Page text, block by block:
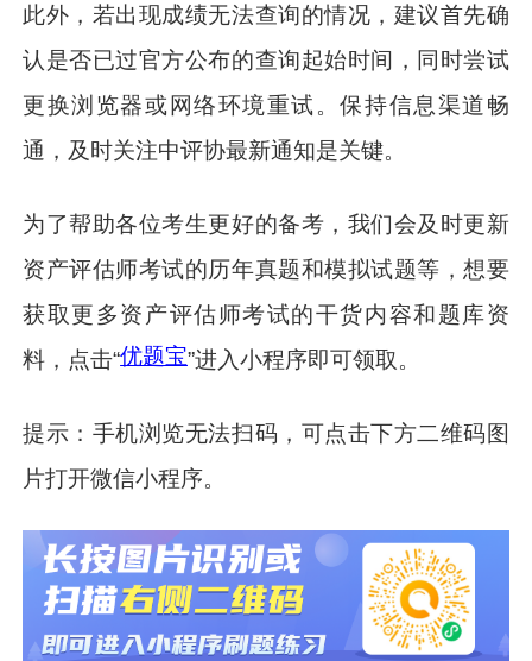
此外，若出现成绩无法查询的情况，建议首先确
认是否已过官方公布的查询起始时间，同时尝试
更换浏览器或网络环境重试。保持信息渠道畅
通，及时关注中评协最新通知是关键。
为了帮助各位考生更好的备考，我们会及时更新
资产评估师考试的历年真题和模拟试题等，想要
获取更多资产评估师考试的干货内容和题库资
料，点击“优题宝”进入小程序即可领取。
提示：手机浏览无法扫码，可点击下方二维码图
片打开微信小程序。